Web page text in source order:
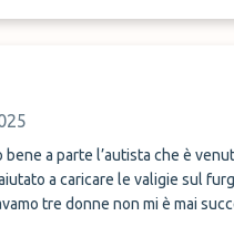
a parte l’autista che è
a caricare le valigie sul
tre donne non mi è mai